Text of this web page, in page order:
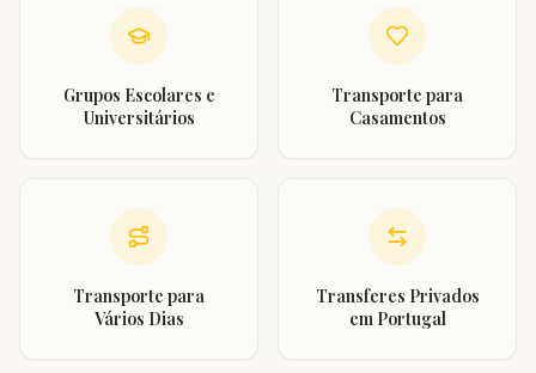
Grupos Escolares e
Universitários
Transporte para
Casamentos
Transporte para
Vários Dias
Transferes Privados
em Portugal